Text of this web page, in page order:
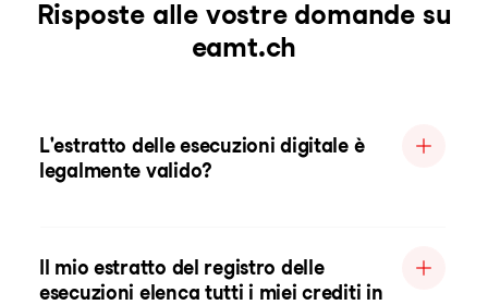
Risposte alle vostre domande su
eamt.ch
L'estratto delle esecuzioni digitale è
legalmente valido?
Il mio estratto del registro delle
esecuzioni elenca tutti i miei crediti in